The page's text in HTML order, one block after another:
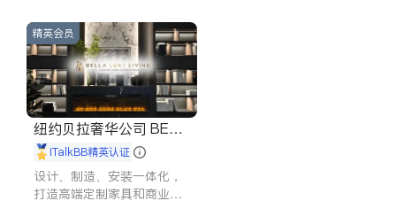
精英会员
纽约贝拉奢华公司 BELL
A LUXE
iTalkBB精英认证
设计、制造、安装一体化，
打造高端定制家具和商业空